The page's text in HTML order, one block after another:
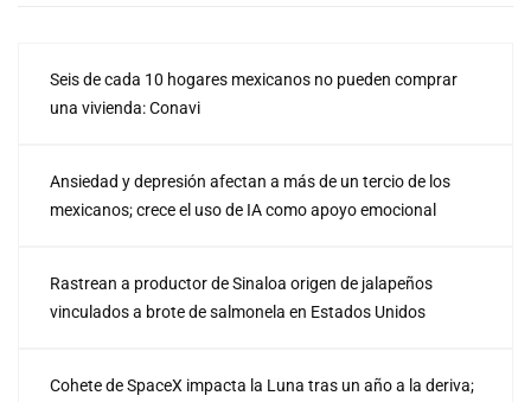
Seis de cada 10 hogares mexicanos no pueden comprar
una vivienda: Conavi
Ansiedad y depresión afectan a más de un tercio de los
mexicanos; crece el uso de IA como apoyo emocional
Rastrean a productor de Sinaloa origen de jalapeños
vinculados a brote de salmonela en Estados Unidos
Cohete de SpaceX impacta la Luna tras un año a la deriva;